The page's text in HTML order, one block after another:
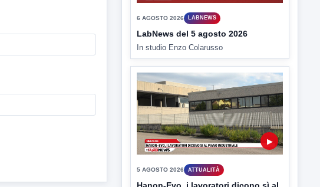
▶
5 AGOSTO 2026 ATTUALITÀ
Hanon-Evo, i lavoratori dicono sì al
piano industriale
L'assemblea dei lavoratori Hanon questa
mattina a Contrada Olivola. Decisa...